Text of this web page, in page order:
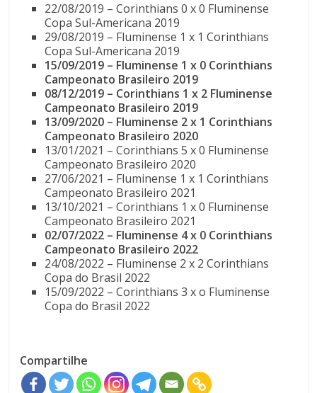
22/08/2019 – Corinthians 0 x 0 Fluminense
Copa Sul-Americana 2019
29/08/2019 – Fluminense 1 x 1 Corinthians
Copa Sul-Americana 2019
15/09/2019 – Fluminense 1 x 0 Corinthians
Campeonato Brasileiro 2019
08/12/2019 – Corinthians 1 x 2 Fluminense
Campeonato Brasileiro 2019
13/09/2020 – Fluminense 2 x 1 Corinthians
Campeonato Brasileiro 2020
13/01/2021 – Corinthians 5 x 0 Fluminense
Campeonato Brasileiro 2020
27/06/2021 – Fluminense 1 x 1 Corinthians
Campeonato Brasileiro 2021
13/10/2021 – Corinthians 1 x 0 Fluminense
Campeonato Brasileiro 2021
02/07/2022 – Fluminense 4 x 0 Corinthians
Campeonato Brasileiro 2022
24/08/2022 – Fluminense 2 x 2 Corinthians
Copa do Brasil 2022
15/09/2022 – Corinthians 3 x o Fluminense
Copa do Brasil 2022
Compartilhe